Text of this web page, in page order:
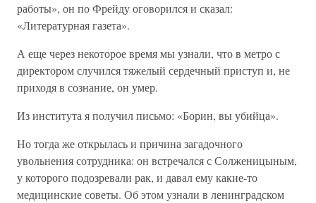
работы», он по Фрейду оговорился и сказал:
«Литературная газета».
А еще через некоторое время мы узнали, что в метро с
директором случился тяжелый сердечный приступ и, не
приходя в сознание, он умер.
Из института я получил письмо: «Борин, вы убийца».
Но тогда же открылась и причина загадочного
увольнения сотрудника: он встречался с Солженицыным,
у которого подозревали рак, и давал ему какие-то
медицинские советы. Об этом узнали в ленинградском